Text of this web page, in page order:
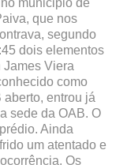
que nos
segundo
dois elementos
Viera
como
aberto, entrou já
sede da OAB. O
Ainda
um atentado e
Os